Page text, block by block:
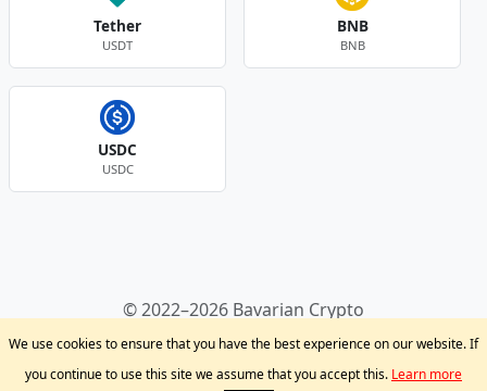
Tether
USDT
BNB
BNB
USDC
USDC
© 2022–2026 Bavarian Crypto
Kryptowährungen
Privacy Policy
Disclaimer
Krypto Blog
Support
We use cookies to ensure that you have the best experience on our website. If
you continue to use this site we assume that you accept this. Learn more